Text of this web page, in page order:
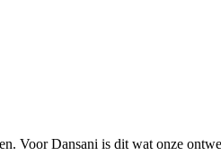
Voor Dansani is dit wat onze